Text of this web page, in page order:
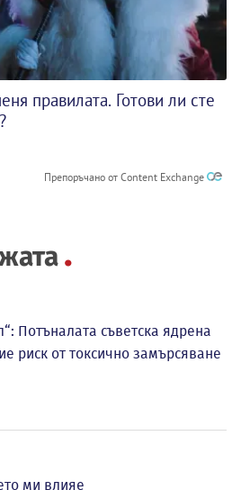
правилата. Готови ли сте
Препоръчано от Content Exchange
Потъналата съветска ядрена
риск от токсично замърсяване
ми влияе